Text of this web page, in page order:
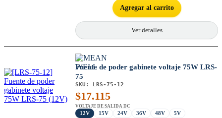
Agregar al carrito
Ver detalles
Fuente de poder gabinete voltaje 75W LRS-
75
SKU: LRS-75-12
$17.115
VOLTAJE DE SALIDA DC
12V 15V 24V 36V 48V 5V